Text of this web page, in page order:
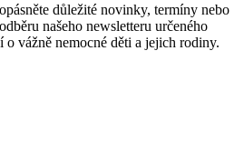
důležité novinky, termíny nebo
našeho newsletteru určeného
vážně nemocné děti a jejich rodiny.